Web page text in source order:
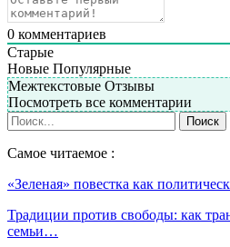
0 комментариев
Старые
Новые Популярные
Межтекстовые Отзывы
Посмотреть все комментарии
Самое читаемое :
«Зеленая» повестка как
Традиции против свободы: как
семьи…